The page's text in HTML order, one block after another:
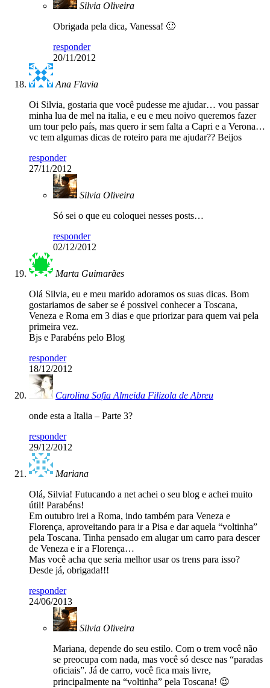
Silvia Oliveira
Obrigada pela dica, Vanessa! 🙂
responder
20/11/2012
Ana Flavia
Oi Silvia, gostaria que você pudesse me ajudar… vou passar
minha lua de mel na italia, e eu e meu noivo queremos fazer
um tour pelo país, mas quero ir sem falta a Capri e a Verona…
vc tem algumas dicas de roteiro para me ajudar?? Beijos
responder
27/11/2012
Silvia Oliveira
Só sei o que eu coloquei nesses posts…
responder
02/12/2012
Marta Guimarães
Olá Silvia, eu e meu marido adoramos os suas dicas. Bom
gostariamos de saber se é possivel conhecer a Toscana,
Veneza e Roma em 3 dias e que priorizar para quem vai pela
primeira vez.
Bjs e Parabéns pelo Blog
responder
18/12/2012
Carolina Sofia Almeida Filizola de Abreu
onde esta a Italia – Parte 3?
responder
29/12/2012
Mariana
Olá, Silvia! Futucando a net achei o seu blog e achei muito
útil! Parabéns!
Em outubro irei a Roma, indo também para Veneza e
Florença, aproveitando para ir a Pisa e dar aquela “voltinha”
pela Toscana. Tinha pensado em alugar um carro para descer
de Veneza e ir a Florença…
Mas você acha que seria melhor usar os trens para isso?
Desde já, obrigada!!!
responder
24/06/2013
Silvia Oliveira
Mariana, depende do seu estilo. Com o trem você não
se preocupa com nada, mas você só desce nas “paradas
oficiais”. Já de carro, você fica mais livre,
principalmente na “voltinha” pela Toscana! 😉